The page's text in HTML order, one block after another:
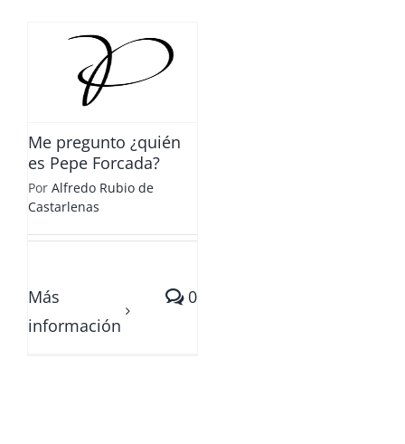
Me pregunto ¿quién
es Pepe Forcada?
Por Alfredo Rubio de
Castarlenas
Más
información
0